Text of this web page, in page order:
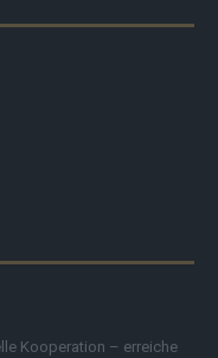
Kooperation – erreiche